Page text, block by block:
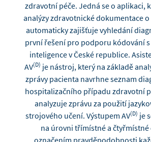
zdravotní péče. Jedná se o aplikaci,
analýzy zdravotnické dokumentace
automaticky zajišťuje vyhledání
první řešení pro podporu kódování
inteligence v České republice.
AV(D) je nástroj, který na základě
zprávy pacienta navrhne seznam
hospitalizačního případu zdravotní
analyzuje zprávu za použití
strojového učení. Výstupem AV(D) je
na úrovni třímístné a čtyřmístné